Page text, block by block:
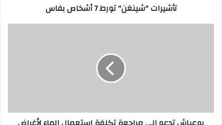
تأشيرات "شينغن" تورط 7 أشخاص بفاس
غير
شخصية